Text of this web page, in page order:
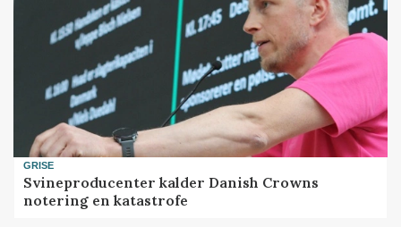
GRISE
Svineproducenter kalder Danish Crowns
notering en katastrofe